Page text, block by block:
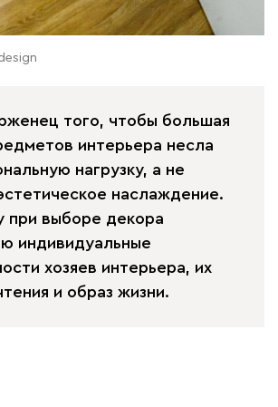
того, чтобы большая
интерьера несла
нагрузку, а не
наслаждение.
при выборе декора
индивидуальные
хозяев интерьера, их
и образ жизни.